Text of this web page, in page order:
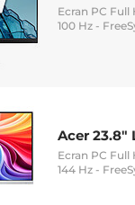
Ecran PC Full
100 Hz -
Acer 23.8"
Ecran PC Full
144 Hz -